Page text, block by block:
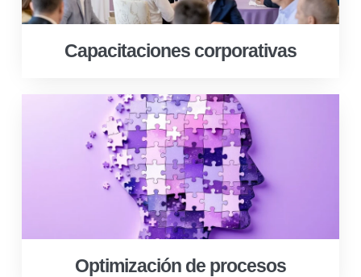
Capacitaciones corporativas
Optimización de procesos